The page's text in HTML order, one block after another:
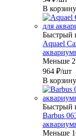
В корзину
Быстрый
Aquael
Меньше 2
964 ₽/шт
В корзину
Быстрый
Barbus
Меньше